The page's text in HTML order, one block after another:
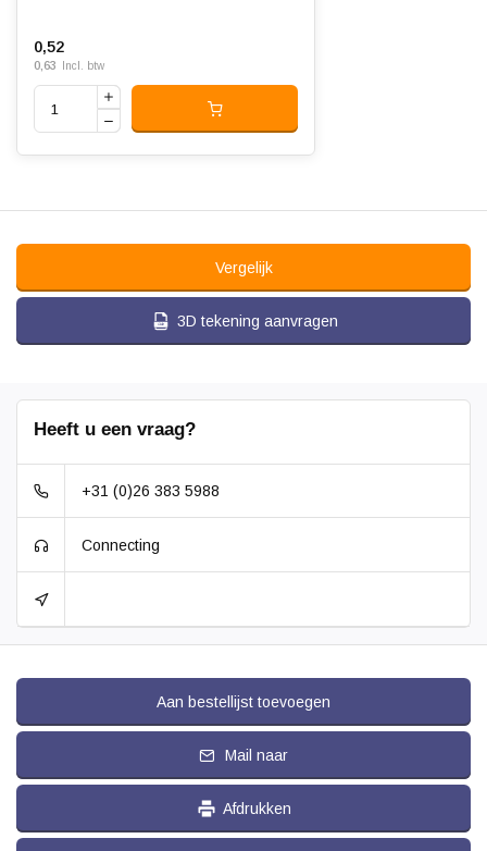
0,52
0,63 Incl. btw
Vergelijk
3D tekening aanvragen
Heeft u een vraag?
+31 (0)26 383 5988
Connecting
Aan bestellijst toevoegen
Mail naar
Afdrukken